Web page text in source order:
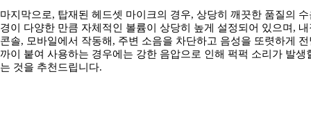
마지막으로, 탑재된 헤드셋 마이크의 경우, 상당히 깨끗한 품질의
경이 다양한 만큼 자체적인 볼륨이 상당히 높게 설정되어 있으며,
콘솔, 모바일에서 작동해, 주변 소음을 차단하고 음성을 또렷하게
까이 붙여 사용하는 경우에는 강한 음압으로 인해 퍽퍽 소리가 발
는 것을 추천드립니다.